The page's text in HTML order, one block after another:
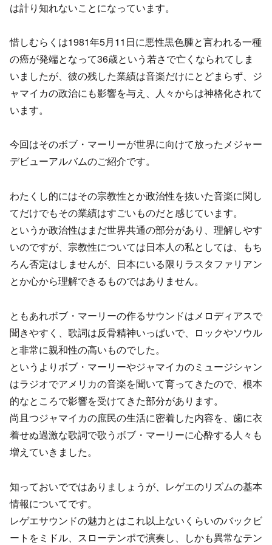
は計り知れないことになっています。
惜しむらくは1981年5月11日に悪性黒色腫と言われる一種
の癌が発端となって36歳という若さで亡くなられてしま
いましたが、彼の残した業績は音楽だけにとどまらず、ジ
ャマイカの政治にも影響を与え、人々からは神格化されて
います。
今回はそのボブ・マーリーが世界に向けて放ったメジャー
デビューアルバムのご紹介です。
わたくし的にはその宗教性とか政治性を抜いた音楽に関し
てだけでもその業績はすごいものだと感じています。
というか政治性はまだ世界共通の部分があり、理解しやす
いのですが、宗教性については日本人の私としては、もち
ろん否定はしませんが、日本にいる限りラスタファリアン
とか心から理解できるものではありません。
ともあれボブ・マーリーの作るサウンドはメロディアスで
聞きやすく、歌詞は反骨精神いっぱいで、ロックやソウル
と非常に親和性の高いものでした。
というよりボブ・マーリーやジャマイカのミュージシャン
はラジオでアメリカの音楽を聞いて育ってきたので、根本
的なところで影響を受けてきた部分があります。
尚且つジャマイカの庶民の生活に密着した内容を、歯に衣
着せぬ過激な歌詞で歌うボブ・マーリーに心酔する人々も
増えていきました。
知っておいでではありましょうが、レゲエのリズムの基本
情報についてです。
レゲエサウンドの魅力とはこれ以上ないくらいのバックビ
ートをミドル、スローテンポで演奏し、しかも異常なテン